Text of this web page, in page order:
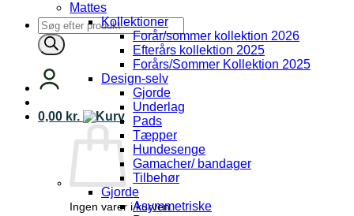
Products
search
0,00 kr.
Ingen varer i kurven.
Mattes
Kollektioner
Forår/sommer kollektion 2026
Efterårs kollektion 2025
Forårs/Sommer Kollektion 2025
Design-selv
Gjorde
Underlag
Pads
Tæpper
Hundesenge
Gamacher/ bandager
Tilbehør
Gjorde
Asymmetriske